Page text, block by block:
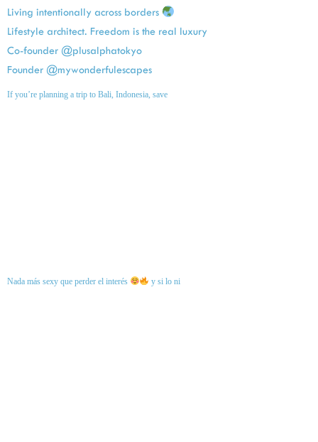
Living intentionally across borders
Lifestyle architect. Freedom is the real luxury
Co-founder @plusalphatokyo
Founder @mywonderfulescapes
If you’re planning a trip to Bali, Indonesia, save
Nada más sexy que perder el interés y si lo ni